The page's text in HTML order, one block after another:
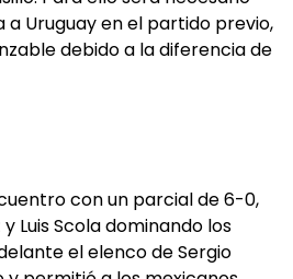
a Uruguay en el partido previo,
debido a la diferencia de
con un parcial de 6-0,
Luis Scola dominando los
el elenco de Sergio